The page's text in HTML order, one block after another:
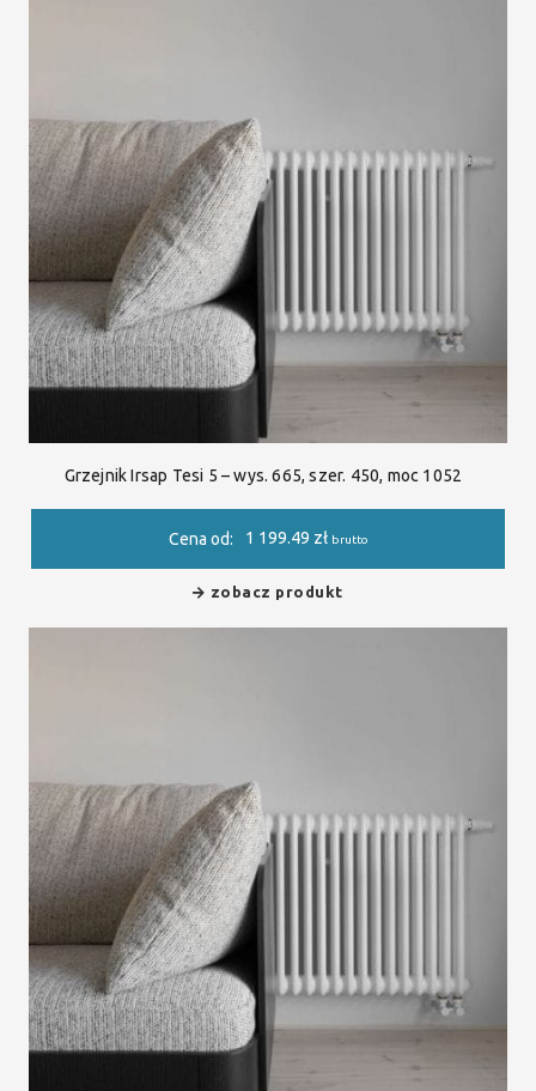
Grzejnik Irsap Tesi 5 – wys. 665, szer. 450, moc 1052
Cena od: 1 199.49 zł brutto
zobacz produkt